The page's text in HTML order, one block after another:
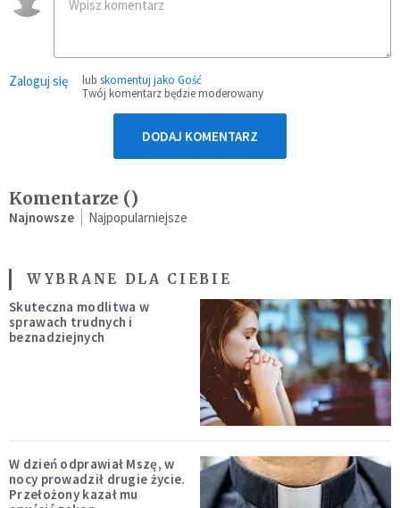
Zaloguj się lub skomentuj jako Gość
Twój komentarz będzie moderowany
DODAJ KOMENTARZ
Komentarze ()
Najnowsze Najpopularniejsze
WYBRANE DLA CIEBIE
Skuteczna modlitwa w
sprawach trudnych i
beznadziejnych
W dzień odprawiał Mszę, w
nocy prowadził drugie życie.
Przełożony kazał mu